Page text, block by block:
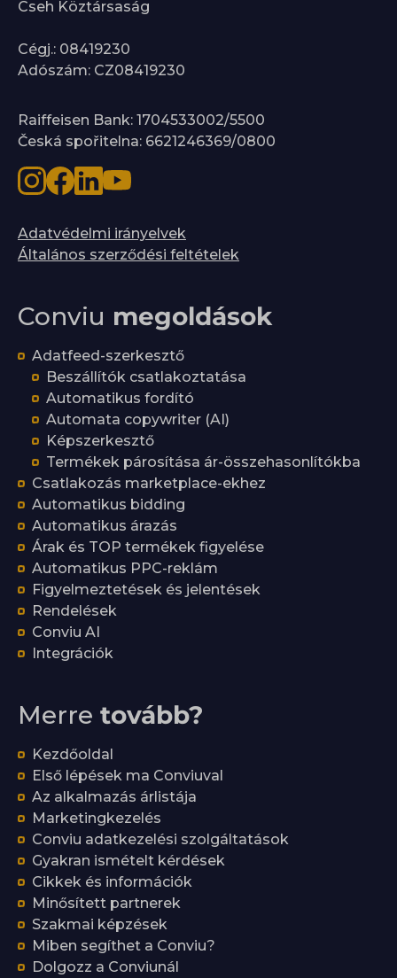
Cseh Köztársaság
Cégj.: 08419230
Adószám: CZ08419230
Raiffeisen Bank: 1704533002/5500
Česká spořitelna: 6621246369/0800
Adatvédelmi irányelvek
Általános szerződési feltételek
Conviu megoldások
Adatfeed-szerkesztő
Beszállítók csatlakoztatása
Automatikus fordító
Automata copywriter (AI)
Képszerkesztő
Termékek párosítása ár-összehasonlítókba
Csatlakozás marketplace-ekhez
Automatikus bidding
Automatikus árazás
Árak és TOP termékek figyelése
Automatikus PPC-reklám
Figyelmeztetések és jelentések
Rendelések
Conviu AI
Integrációk
Merre tovább?
Kezdőoldal
Első lépések ma Conviuval
Az alkalmazás árlistája
Marketingkezelés
Conviu adatkezelési szolgáltatások
Gyakran ismételt kérdések
Cikkek és információk
Minősített partnerek
Szakmai képzések
Miben segíthet a Conviu?
Dolgozz a Conviunál